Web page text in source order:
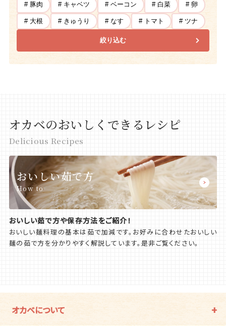
# 豚肉 # キャベツ # ベーコン # 白菜 # 卵
# 大根 # きゅうり # なす # トマト # ツナ
絞り込む
オカベのおいしくできるレシピ
Delicious Recipes
おいしい茹で方
How to
おいしい茹で方や保存方法をご紹介！
おいしい麺料理の基本は茹で加減です。お好みに合わせたおいしい
麺の茹で方を分かりやすく解説しています。是非ご覧ください。
オカベについて